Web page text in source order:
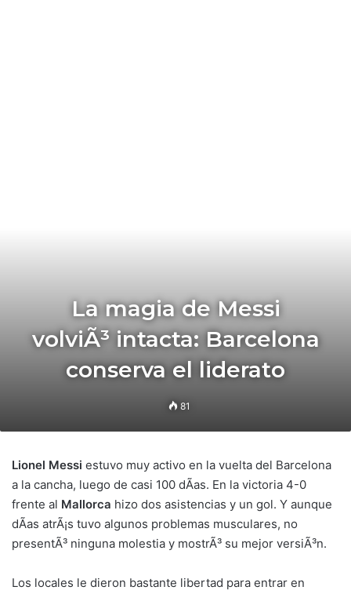
La magia de Messi
volviÃ³ intacta: Barcelona
conserva el liderato
81
Lionel Messi estuvo muy activo en la vuelta del Barcelona
a la cancha, luego de casi 100 dÃ­as. En la victoria 4-0
frente al Mallorca hizo dos asistencias y un gol. Y aunque
dÃ­as atrÃ¡s tuvo algunos problemas musculares, no
presentÃ³ ninguna molestia y mostrÃ³ su mejor versiÃ³n.
Los locales le dieron bastante libertad para entrar en